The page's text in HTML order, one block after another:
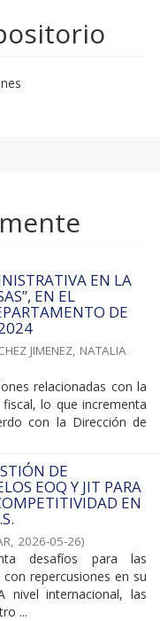
EN LA
EN EL
DE
JIMENEZ, NATALIA
relacionadas con la
lo que incrementa
con la Dirección de
DE
EOQ Y JIT PARA
EN
, 2026-05-26)
desafíos para las
repercusiones en su
nivel internacional, las
...